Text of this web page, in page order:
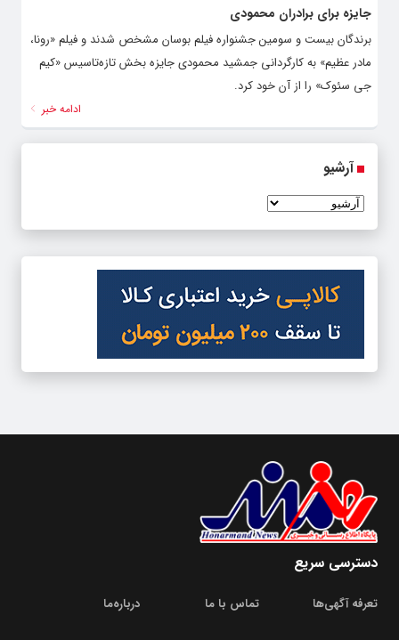
جایزه برای برادران محمودی
برندگان بیست و سومین جشنواره فیلم بوسان مشخص شدند و فیلم «رونا،
مادر عظیم» به کارگردانی جمشید محمودی جایزه بخش تازه‌تاسیس «کیم
جی سئوک» را از آن خود کرد.
ادامه خبر
آرشیو
دسترسی سریع
تعرفه آگهی‌ها تماس با ما درباره‌‌ما